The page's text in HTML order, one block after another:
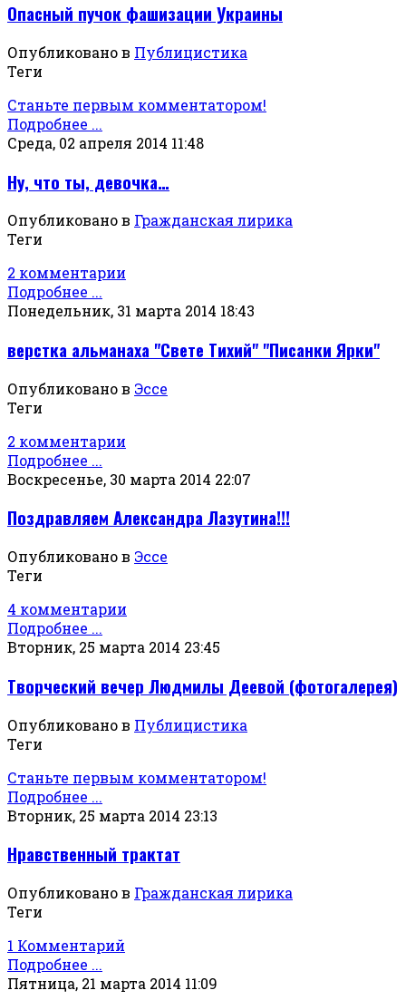
Опасный пучок фашизации Украины
Опубликовано в Публицистика
Теги
Станьте первым комментатором!
Подробнее ...
Среда, 02 апреля 2014 11:48
Ну, что ты, девочка…
Опубликовано в Гражданская лирика
Теги
2 комментарии
Подробнее ...
Понедельник, 31 марта 2014 18:43
верстка альманаха "Свете Тихий" "Писанки Ярки"
Опубликовано в Эссе
Теги
2 комментарии
Подробнее ...
Воскресенье, 30 марта 2014 22:07
Поздравляем Александра Лазутина!!!
Опубликовано в Эссе
Теги
4 комментарии
Подробнее ...
Вторник, 25 марта 2014 23:45
Творческий вечер Людмилы Деевой (фотогалерея)
Опубликовано в Публицистика
Теги
Станьте первым комментатором!
Подробнее ...
Вторник, 25 марта 2014 23:13
Нравственный трактат
Опубликовано в Гражданская лирика
Теги
1 Комментарий
Подробнее ...
Пятница, 21 марта 2014 11:09